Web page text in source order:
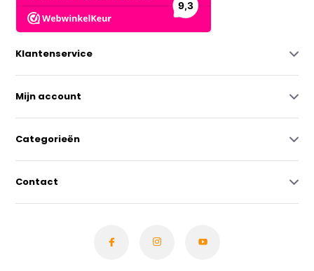
Klantenservice
Mijn account
Categorieën
Contact